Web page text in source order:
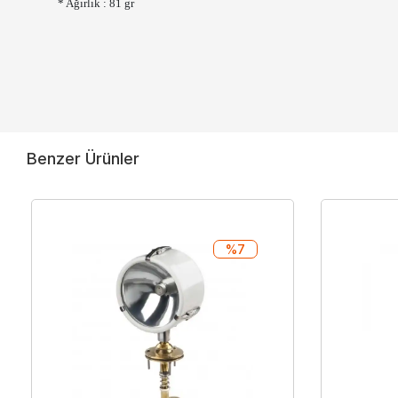
* Ağırlık : 81 gr
Benzer Ürünler
%7